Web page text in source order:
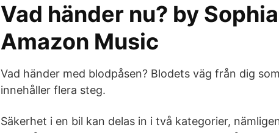
Vad händer nu? by
Amazon Music
Vad händer med blodpåsen? Blodets väg från dig
innehåller flera steg.
Säkerhet i en bil kan delas in i två kategorier,